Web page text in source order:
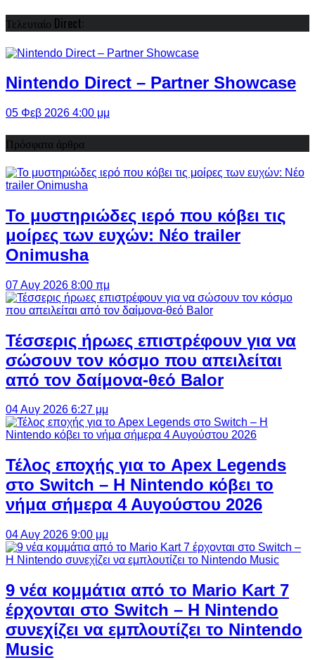
Τελευταίο Direct:
Nintendo Direct – Partner Showcase
05 Φεβ 2026 4:00 μμ
Πρόσφατα άρθρα
Το μυστηριώδες ιερό που κόβει τις
μοίρες των ευχών: Νέο trailer
Onimusha
07 Αυγ 2026 8:00 πμ
Τέσσερις ήρωες επιστρέφουν για να
σώσουν τον κόσμο που απειλείται
από τον δαίμονα-θεό Balor
04 Αυγ 2026 6:27 μμ
Τέλος εποχής για το Apex Legends
στο Switch – Η Nintendo κόβει το
νήμα σήμερα 4 Αυγούστου 2026
04 Αυγ 2026 9:00 μμ
9 νέα κομμάτια από το Mario Kart 7
έρχονται στο Switch – Η Nintendo
συνεχίζει να εμπλουτίζει το Nintendo
Music